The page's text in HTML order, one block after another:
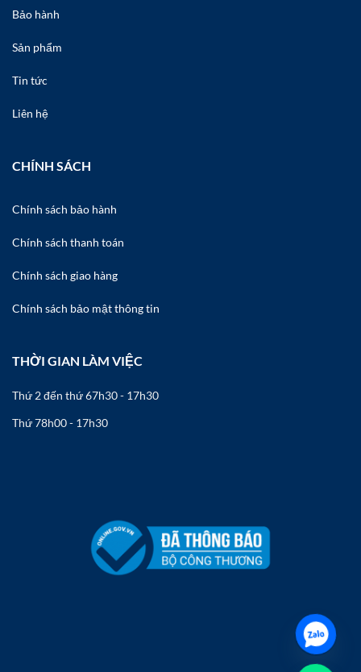
Bảo hành
Sản phẩm
Tin tức
Liên hệ
CHÍNH SÁCH
Chính sách bảo hành
Chính sách thanh toán
Chính sách giao hàng
Chính sách bảo mật thông tin
THỜI GIAN LÀM VIỆC
Thứ 2 đến thứ 67h30 - 17h30
Thứ 78h00 - 17h30